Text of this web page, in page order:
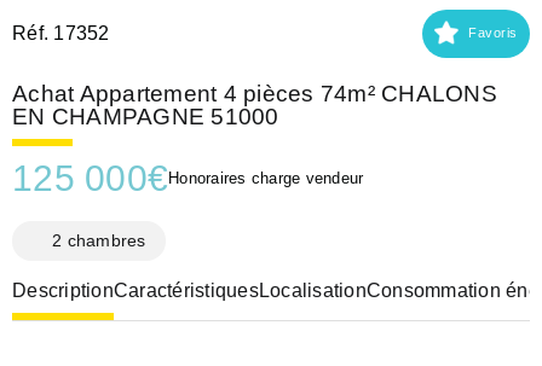
Réf. 17352 Favoris
Achat Appartement 4 pièces 74m² CHALONS
EN CHAMPAGNE 51000
125 000€ Honoraires charge vendeur
2 chambres
DescriptionCaractéristiquesLocalisationConsommation